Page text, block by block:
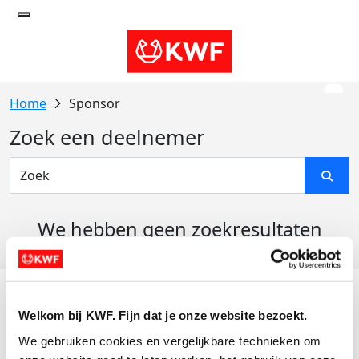
Welkom bij KWF. Fijn dat je onze website bezoekt.
We gebruiken cookies en vergelijkbare technieken om
Sponsor
Zoek een deelnemer
We hebben geen zoekresultaten
Actiematerialen
Evenementen